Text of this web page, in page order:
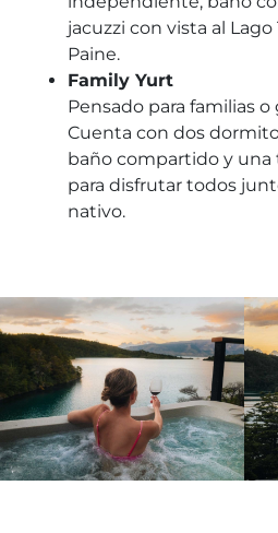
jacuzzi con vista al Lago
Paine.
Family Yurt
Pensado para familias
Cuenta con dos
baño compartido y una
para disfrutar todos
nativo.